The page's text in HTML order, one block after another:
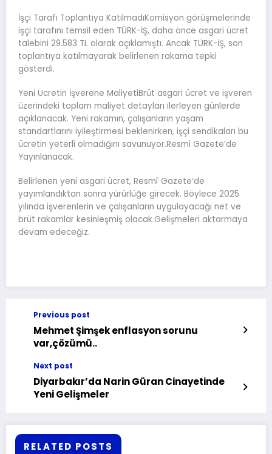
İşçi Tarafı Toplantıya KatılmadıKomisyon görüşmelerinde
işçi tarafını temsil eden TÜRK-İŞ, daha önce asgari ücret
talebini 29.583 TL olarak açıklamıştı. Ancak TÜRK-İŞ, son
toplantıya katılmayarak belirlenen rakama tepki
gösterdi.
Yeni Ücretin İşverene MaliyetiBrüt asgari ücret ve işveren
üzerindeki toplam maliyet detayları ilerleyen günlerde
açıklanacak. Yeni rakamın, çalışanların yaşam
standartlarını iyileştirmesi beklenirken, işçi sendikaları bu
ücretin yeterli olmadığını savunuyor.Resmi Gazete’de
Yayınlanacak.
Belirlenen yeni asgari ücret, Resmî Gazete’de
yayımlandıktan sonra yürürlüğe girecek. Böylece 2025
yılında işverenlerin ve çalışanların uygulayacağı net ve
brüt rakamlar kesinleşmiş olacak.Gelişmeleri aktarmaya
devam edeceğiz.
Previous post
Mehmet Şimşek enflasyon sorunu
var,çözümü..
Next post
Diyarbakır’da Narin Güran Cinayetinde
Yeni Gelişmeler
RELATED POSTS